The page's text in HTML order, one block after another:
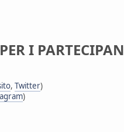
I
, Twitter)
)